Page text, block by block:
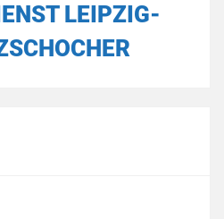
LEIPZIG-